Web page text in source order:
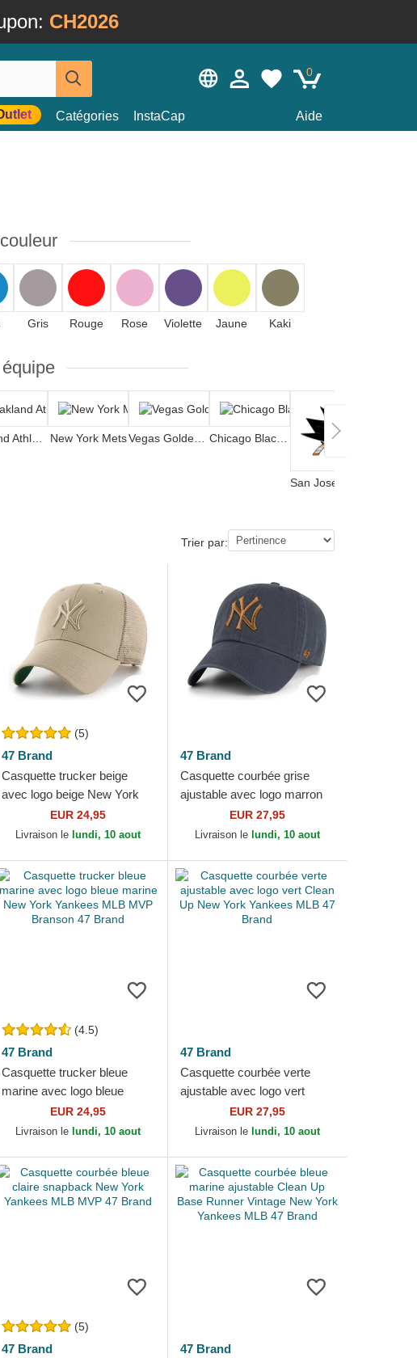
CH2026
0
Catégories InstaCap Aide
Gris Rouge Rose Violette Jaune Kaki
Oakland Athletics New York Mets Vegas Golden Knights Chicago Blackhawks
Trier par:
(5)
47 Brand
Casquette trucker beige
avec logo beige New York
Yankees MLB MVP Branson
47 Brand
EUR 24,95
Livraison le lundi, 10 aout
47 Brand
Casquette courbée grise
ajustable avec logo marron
Clean Up Contrast Vintage
Navy New York...
EUR 27,95
Livraison le lundi, 10 aout
(4.5)
47 Brand
Casquette trucker bleue
marine avec logo bleue
marine New York Yankees
MLB MVP Branson 47 Brand
EUR 24,95
Livraison le lundi, 10 aout
47 Brand
Casquette courbée verte
ajustable avec logo vert
Clean Up New York Yankees
MLB 47 Brand
EUR 27,95
Livraison le lundi, 10 aout
(5)
47 Brand
47 Brand